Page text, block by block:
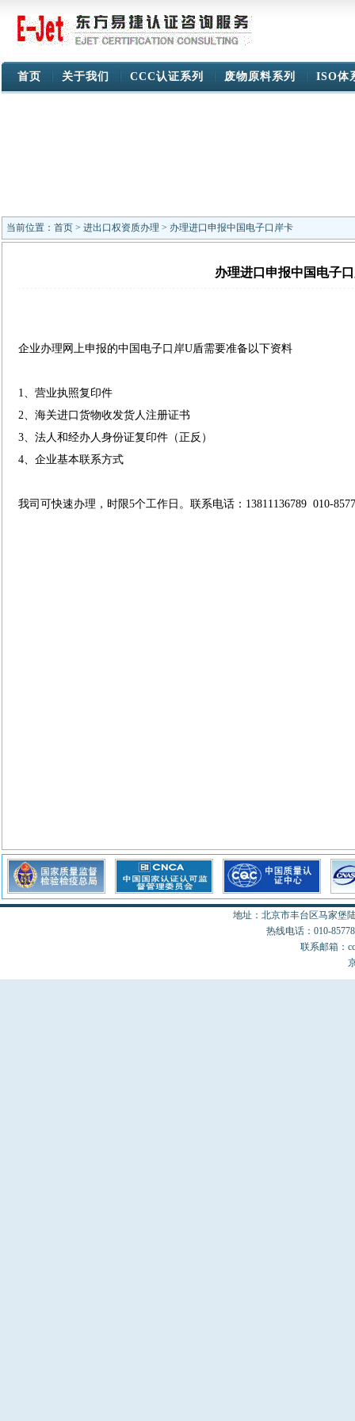
首页 关于我们 CCC认证系列 废物原料系列 ISO体
当前位置： 首页 > 进出口权资质办理 > 办理进口申报中国电子口岸卡
办理进口申报中国电子
企业办理网上申报的中国电子口岸U盾需要准备以下资料
1、营业执照复印件
2、海关进口货物收发货人注册证书
3、法人和经办人身份证复印件（正反）
4、企业基本联系方式
我司可快速办理，时限5个工作日。联系电话：13811136789 010-
地址：北京市丰台区马家堡
热线电话：010-
联系邮箱：